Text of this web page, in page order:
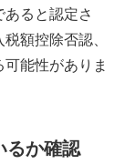
ると認定さ
額控除否認、
能性がありま
るか確認